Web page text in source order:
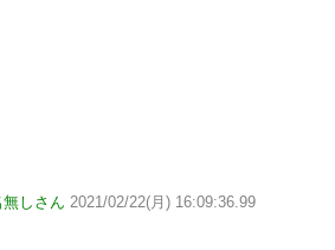
しさん 2021/02/22(月) 16:09:36.99